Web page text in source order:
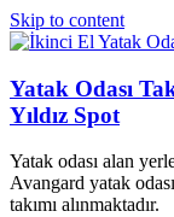
Skip to content
Yatak Odası
Yıldız Spot
Yatak odası alan
Avangard yatak
takımı alınmaktadır.